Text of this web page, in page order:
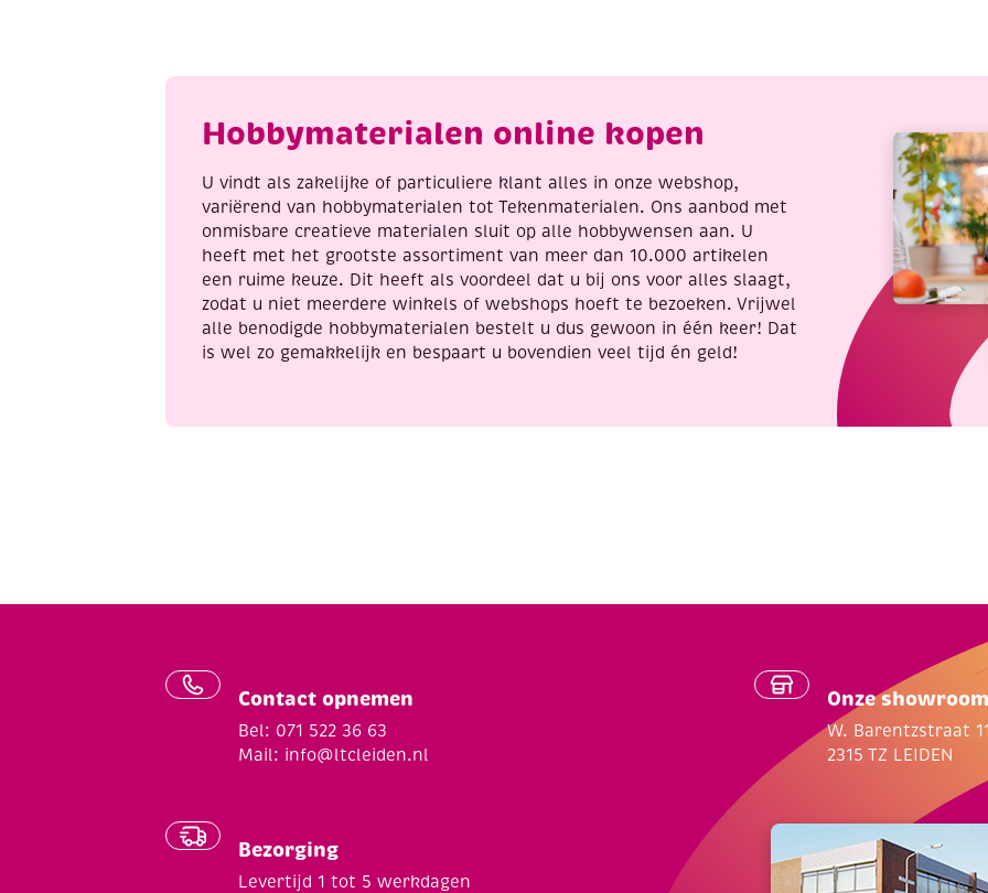
Hobbymaterialen online kopen
U vindt als zakelijke of particuliere klant alles in onze webshop,
variërend van hobbymaterialen tot Tekenmaterialen. Ons aanbod met
onmisbare creatieve materialen sluit op alle hobbywensen aan. U
heeft met het grootste assortiment van meer dan 10.000 artikelen
een ruime keuze. Dit heeft als voordeel dat u bij ons voor alles slaagt,
zodat u niet meerdere winkels of webshops hoeft te bezoeken. Vrijwel
alle benodigde hobbymaterialen bestelt u dus gewoon in één keer! Dat
is wel zo gemakkelijk en bespaart u bovendien veel tijd én geld!
Contact opnemen
Bel: 071 522 36 63
Mail: info@ltcleiden.nl
Bezorging
Levertijd 1 tot 5 werkdagen
Onze showroom
W. Barentzstraat
2315 TZ LEIDEN